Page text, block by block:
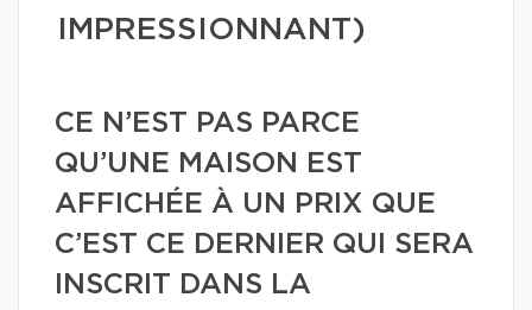
IMPRESSIONNANT)
CE N’EST PAS PARCE
QU’UNE MAISON EST
AFFICHÉE À UN PRIX QUE
C’EST CE DERNIER QUI SERA
INSCRIT DANS LA